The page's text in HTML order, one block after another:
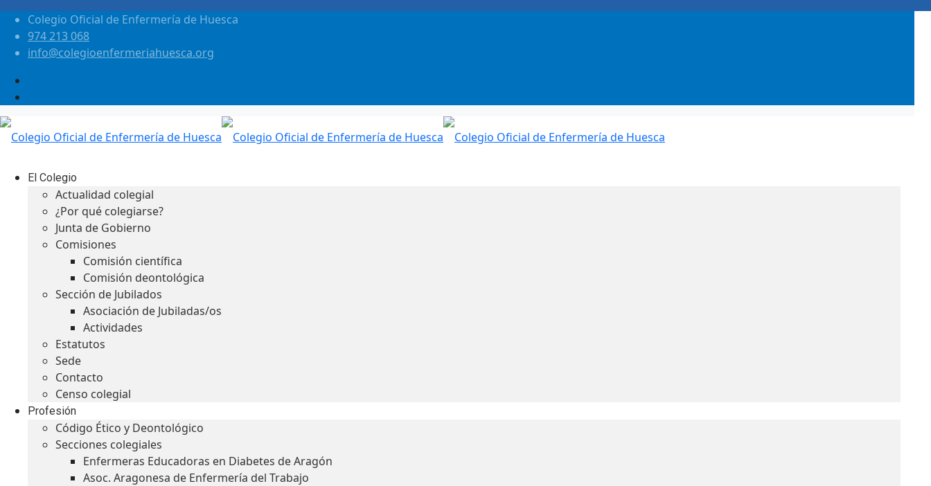
Colegio Oficial de Enfermería de Huesca
974 213 068
info@colegioenfermeriahuesca.org
El Colegio
Actualidad colegial
¿Por qué colegiarse?
Junta de Gobierno
Comisiones
Comisión científica
Comisión deontológica
Sección de Jubilados
Asociación de Jubiladas/os
Actividades
Estatutos
Sede
Contacto
Censo colegial
Profesión
Código Ético y Deontológico
Secciones colegiales
Enfermeras Educadoras en Diabetes de Aragón
Asoc. Aragonesa de Enfermería del Trabajo